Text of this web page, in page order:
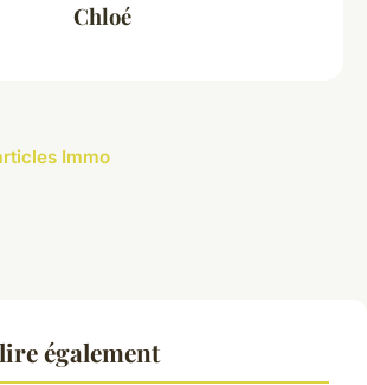
Chloé
Immo
également